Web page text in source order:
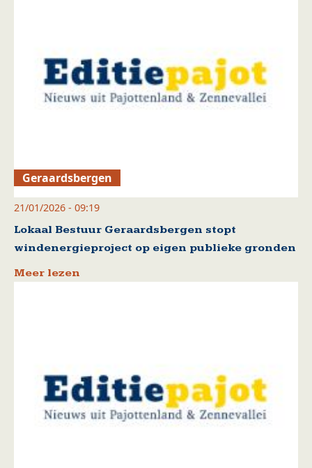
Geraardsbergen
21/01/2026 - 09:19
Lokaal Bestuur Geraardsbergen stopt
windenergieproject op eigen publieke gronden
Meer lezen